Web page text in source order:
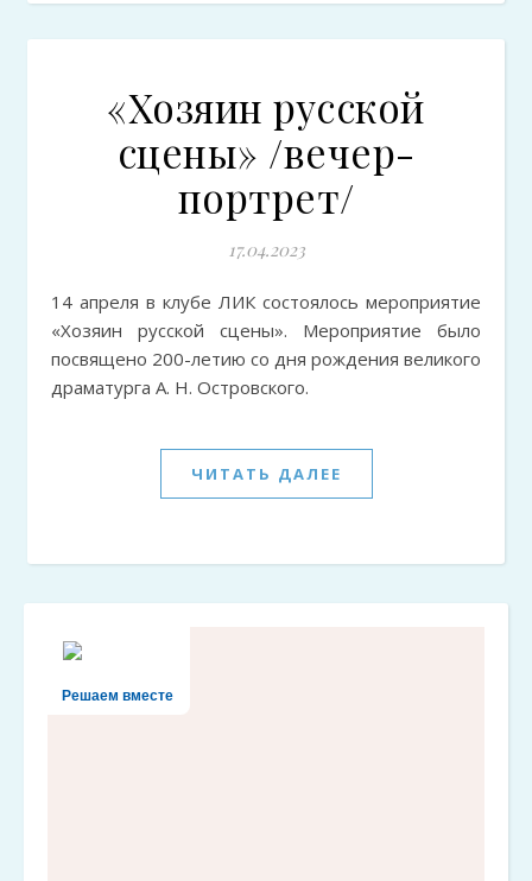
«Хозяин русской
сцены» /вечер-
портрет/
17.04.2023
14 апреля в клубе ЛИК состоялось мероприятие
«Хозяин русской сцены». Мероприятие было
посвящено 200-летию со дня рождения великого
драматурга А. Н. Островского.
ЧИТАТЬ ДАЛЕЕ
Решаем вместе